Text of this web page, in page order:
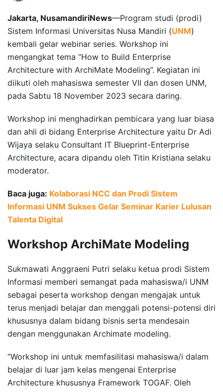
Jakarta, NusamandiriNews—Program studi (prodi)
Sistem Informasi Universitas Nusa Mandiri (UNM)
kembali gelar webinar series. Workshop ini
mengangkat tema “How to Build Enterprise
Architecture with ArchiMate Modeling”. Kegiatan ini
diikuti oleh mahasiswa semester VII dan dosen UNM,
pada Sabtu 18 November 2023 secara daring.
Workshop ini menghadirkan pembicara yang luar biasa
dan ahli di bidang Enterprise Architecture yaitu Dr Adi
Wijaya selaku Consultant IT Blueprint-Enterprise
Architecture, acara dipandu oleh Titin Kristiana selaku
moderator.
Baca juga: Kolaborasi NCC dan Prodi Sistem
Informasi UNM Sukses Gelar Seminar Karier Lulusan
Talenta Digital
Workshop ArchiMate Modeling
Sukmawati Anggraeni Putri selaku ketua prodi Sistem
Informasi memberi semangat pada mahasiswa/i UNM
sebagai peserta workshop dengan mengajak untuk
terus menjadi belajar dan menggali potensi-potensi diri
khususnya dalam bidang bisnis serta mendesain
dengan menggunakan Archimate modeling.
“Workshop ini untuk memfasilitasi mahasiswa/i dalam
belajar di luar jam kelas mengenai Enterprise
Architecture khususnya Framework TOGAF. Oleh